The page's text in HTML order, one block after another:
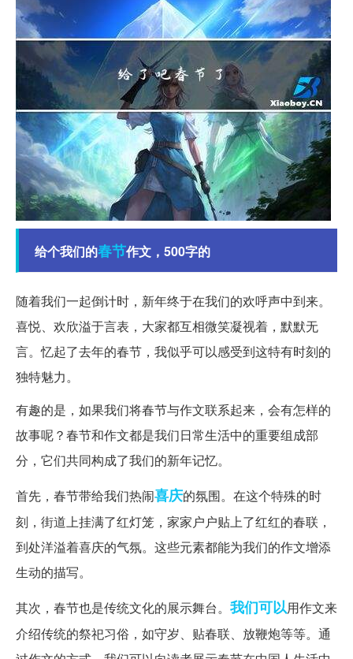
给个我们的春节作文，500字的
随着我们一起倒计时，新年终于在我们的欢呼声中到来。
喜悦、欢欣溢于言表，大家都互相微笑凝视着，默默无
言。忆起了去年的春节，我似乎可以感受到这特有时刻的
独特魅力。
有趣的是，如果我们将春节与作文联系起来，会有怎样的
故事呢？春节和作文都是我们日常生活中的重要组成部
分，它们共同构成了我们的新年记忆。
首先，春节带给我们热闹喜庆的氛围。在这个特殊的时
刻，街道上挂满了红灯笼，家家户户贴上了红红的春联，
到处洋溢着喜庆的气氛。这些元素都能为我们的作文增添
生动的描写。
其次，春节也是传统文化的展示舞台。 我们可以用作文来
介绍传统的祭祀习俗，如守岁、贴春联、放鞭炮等等。通